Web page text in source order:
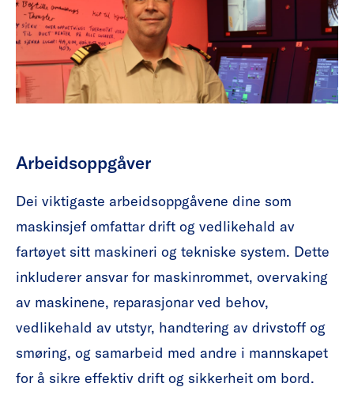
Arbeidsoppgåver
Dei viktigaste arbeidsoppgåvene dine som
maskinsjef omfattar drift og vedlikehald av
fartøyet sitt maskineri og tekniske system. Dette
inkluderer ansvar for maskinrommet, overvaking
av maskinene, reparasjonar ved behov,
vedlikehald av utstyr, handtering av drivstoff og
smøring, og samarbeid med andre i mannskapet
for å sikre effektiv drift og sikkerheit om bord.